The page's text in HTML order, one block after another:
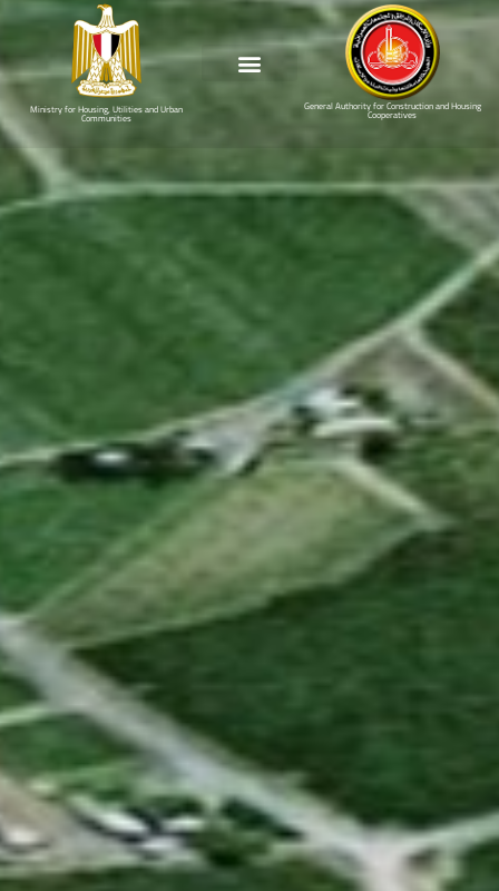
Ministry for Housing, Utilities and Urban
Communities
General Authority for Construction and Housing
Cooperatives